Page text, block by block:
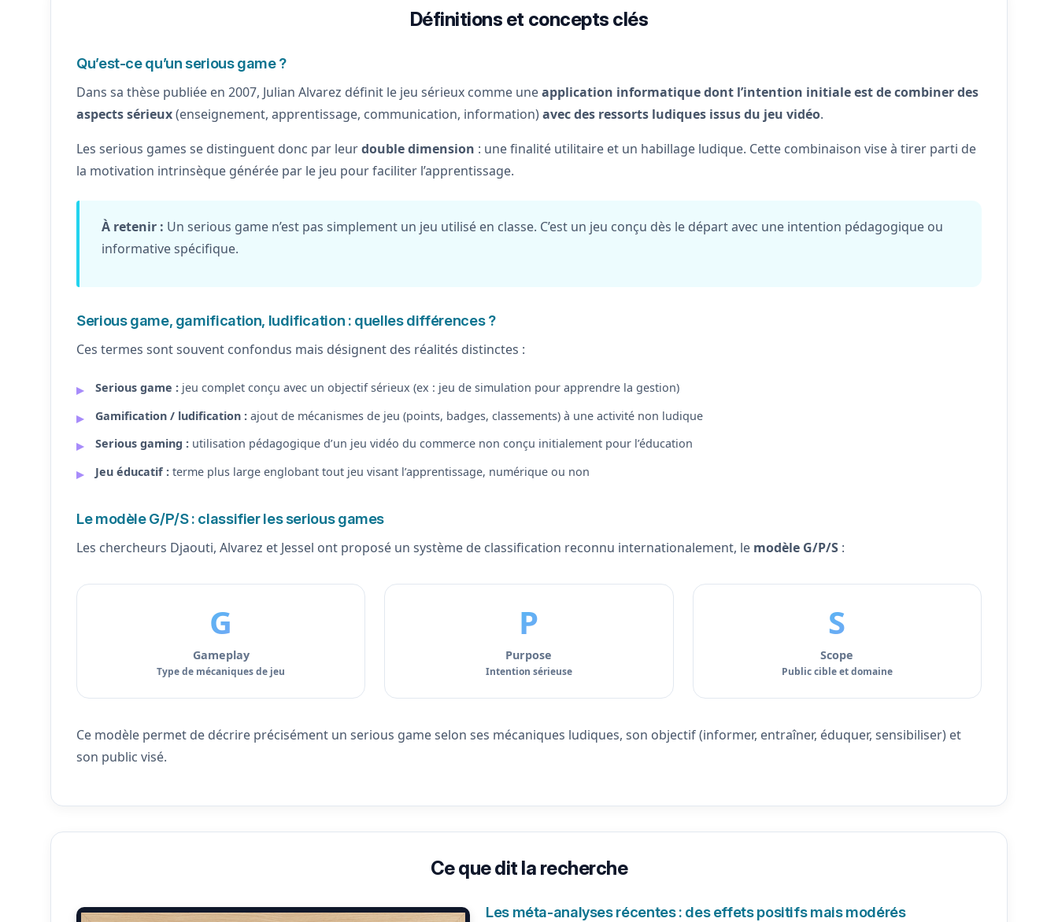
Définitions et concepts clés
Qu’est-ce qu’un serious game ?
Dans sa thèse publiée en 2007, Julian Alvarez définit le jeu sérieux comme uneapplication informatique dont l’intention initiale est de combiner des
aspects sérieux(enseignement, apprentissage, communication, information)avec des ressorts ludiques issus du jeu vidéo.
Les serious games se distinguent donc par leurdouble dimension : une finalité utilitaire et un habillage ludique. Cette combinaison vise à tirer parti de
la motivation intrinsèque générée par le jeu pour faciliter l’apprentissage.
À retenir : Un serious game n’est pas simplement un jeu utilisé en classe. C’est un jeu conçu dès le départ avec une intention pédagogique ou
informative spécifique.
Serious game, gamification, ludification : quelles différences ?
Ces termes sont souvent confondus mais désignent des réalités distinctes :
Serious game : jeu complet conçu avec un objectif sérieux (ex : jeu de simulation pour apprendre la gestion)
Gamification / ludification : ajout de mécanismes de jeu (points, badges, classements) à une activité non ludique
Serious gaming : utilisation pédagogique d’un jeu vidéo du commerce non conçu initialement pour l’éducation
Jeu éducatif : terme plus large englobant tout jeu visant l’apprentissage, numérique ou non
Le modèle G/P/S : classifier les serious games
Les chercheurs Djaouti, Alvarez et Jessel ont proposé un système de classification reconnu internationalement, le modèle G/P/S :
G
Gameplay
Type de mécaniques de jeu
P
Purpose
Intention sérieuse
S
Scope
Public cible et domaine
Ce modèle permet de décrire précisément un serious game selon ses mécaniques ludiques, son objectif (informer, entraîner, éduquer, sensibiliser) et
son public visé.
Ce que dit la recherche
Les méta-analyses récentes : des effets positifs mais modérés